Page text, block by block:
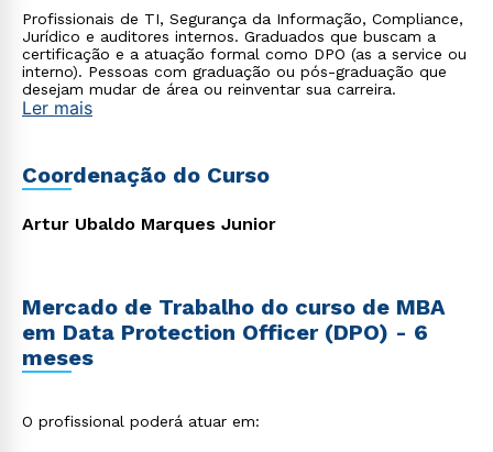
Profissionais de TI, Segurança da Informação, Compliance,
Jurídico e auditores internos. Graduados que buscam a
certificação e a atuação formal como DPO (as a service ou
interno). Pessoas com graduação ou pós-graduação que
desejam mudar de área ou reinventar sua carreira.
Ler mais
Coordenação do Curso
Artur Ubaldo Marques Junior
Mercado de Trabalho do curso de MBA
em Data Protection Officer (DPO) - 6
meses
O profissional poderá atuar em: